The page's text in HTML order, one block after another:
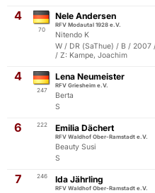
4
70
Nele Andersen
RFV Modautal 1928 e.V.
Nitendo K
W / DR (SaThue) / B /
/ Z: Kampe, Joachim
4
247
Lena Neumeister
RFV Griesheim e.V.
Berta
S
6 222 Emilia Dächert
RFV Waldhof Ober-Ramstadt e.V.
Beauty Susi
S
7 246 Ida Jährling
RFV Waldhof Ober-Ramstadt e.V.